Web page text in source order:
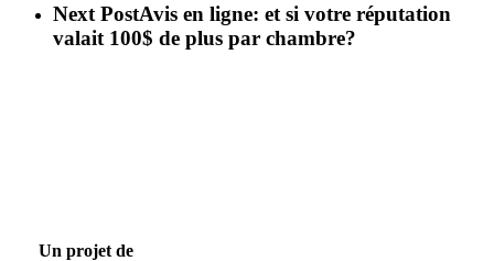
Next PostAvis en ligne: et si votre réputation
valait 100$ de plus par chambre?
Un projet de